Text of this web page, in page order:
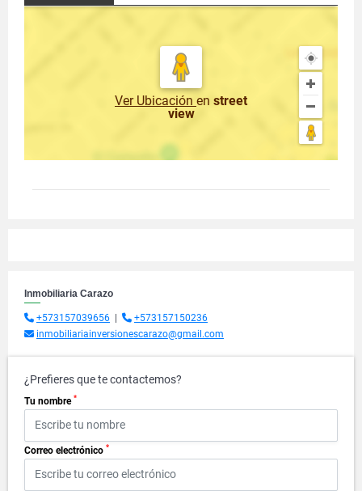
Ver Ubicación en street
view
Inmobiliaria Carazo
+573157039656 |
+573157150236
inmobiliariainversionescarazo@gmail.com
¿Prefieres que te contactemos?
Tu nombre *
Correo electrónico *